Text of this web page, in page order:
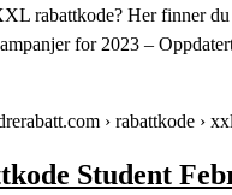
rabattkode? Her finner
for 2023 –
› rabattkode ›
Student